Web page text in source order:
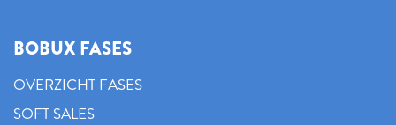
BOBUX FASES
OVERZICHT FASES
SOFT SALES